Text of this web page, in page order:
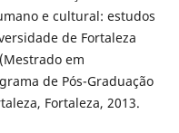
e cultural: estudos
de Fortaleza
em
de Pós-Graduação
Fortaleza, 2013.